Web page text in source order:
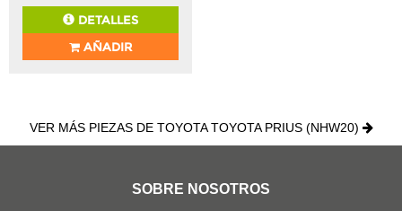
DETALLES
AÑADIR
VER MÁS PIEZAS DE TOYOTA TOYOTA PRIUS (NHW20)
SOBRE NOSOTROS